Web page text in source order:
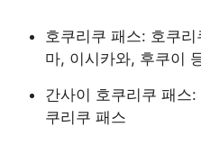
호쿠리쿠 패스: 호쿠
마, 이시카와, 후쿠이
간사이 호쿠리쿠 패스
쿠리쿠 패스